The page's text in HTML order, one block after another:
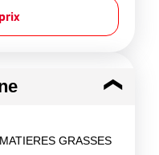
GRASSES